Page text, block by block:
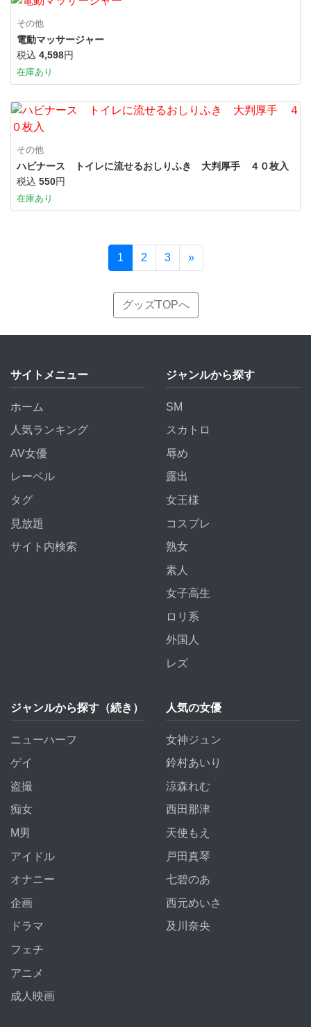
その他
電動マッサージャー
税込 4,598円
在庫あり
その他
ハビナース トイレに流せるおしりふき 大判厚手 ４０枚入
税込 550円
在庫あり
1 2 3 »
グッズTOPへ
サイトメニュー
ホーム
人気ランキング
AV女優
レーベル
タグ
見放題
サイト内検索
ジャンルから探す
SM
スカトロ
辱め
露出
女王様
コスプレ
熟女
素人
女子高生
ロリ系
外国人
レズ
ジャンルから探す（続き）
ニューハーフ
ゲイ
盗撮
痴女
M男
アイドル
オナニー
企画
ドラマ
フェチ
アニメ
成人映画
人気の女優
女神ジュン
鈴村あいり
涼森れむ
西田那津
天使もえ
戸田真琴
七碧のあ
西元めいさ
及川奈央